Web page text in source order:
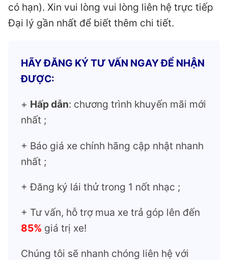
có hạn). Xin vui lòng vui lòng liên hệ trực tiếp
Đại lý gần nhất để biết thêm chi tiết.
HÃY ĐĂNG KÝ TƯ VẤN NGAY ĐỂ NHẬN
ĐƯỢC:
+ Hấp dẫn: chương trình khuyến mãi mới
nhất ;
+ Báo giá xe chính hãng cập nhật nhanh
nhất ;
+ Đăng ký lái thử trong 1 nốt nhạc ;
+ Tư vấn, hỗ trợ mua xe trả góp lên đến
85% giá trị xe!
Chúng tôi sẽ nhanh chóng liên hệ với